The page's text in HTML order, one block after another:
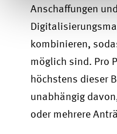
Anschaffungen und
kombinieren,
möglich sind. Pro
höchstens dieser
unabhängig
oder mehrere